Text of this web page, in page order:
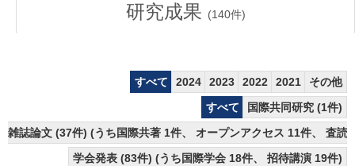
研究成果 (140件)
すべて 2024 2023 2022 2021
その他
すべて
国際共同研究 (1件)
雑誌論文 (37件) (うち国際共著 1件、 オープンアクセス 11件、 査読
学会発表 (83件) (うち国際学会 18件、 招待講演 19件)